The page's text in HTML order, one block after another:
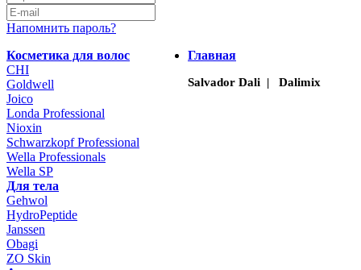
Напомнить пароль?
Косметика для волос
CHI
Goldwell
Joico
Londa Professional
Nioxin
Schwarzkopf Professional
Wella Professionals
Wella SP
Для тела
Gehwol
HydroPeptide
Janssen
Obagi
ZO Skin
Главная
Salvador Dali | Dalimix